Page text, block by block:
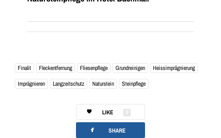
Finalit Fleckentfernung Fliesenpflege Grundreinigen
Heissimprägnierung
Imprägnieren
Langzeitschutz Naturstein Steinpflege
LIKE 0
facebook SHARE